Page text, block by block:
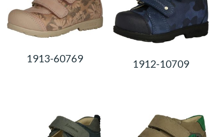
1913-60769 1912-10709